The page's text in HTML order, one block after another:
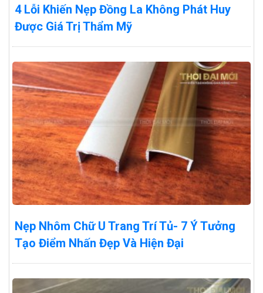
4 Lỗi Khiến Nẹp Đồng La Không Phát Huy
Được Giá Trị Thẩm Mỹ
Nẹp Nhôm Chữ U Trang Trí Tủ- 7 Ý Tưởng
Tạo Điểm Nhấn Đẹp Và Hiện Đại